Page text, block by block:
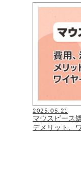
2025.05.21
マウスピース
デメリット、